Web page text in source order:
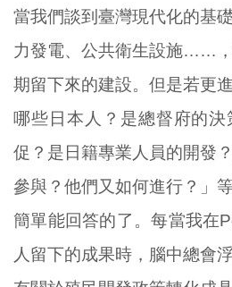
當我們談到臺灣現代化的基
力發電、公共衛生設施……
期留下來的建設。但是若更
哪些日本人？是總督府的
促？是日籍專業人員的開發
參與？他們又如何進行？」
簡單能回答的了。每當我在
人留下的成果時，腦中總會